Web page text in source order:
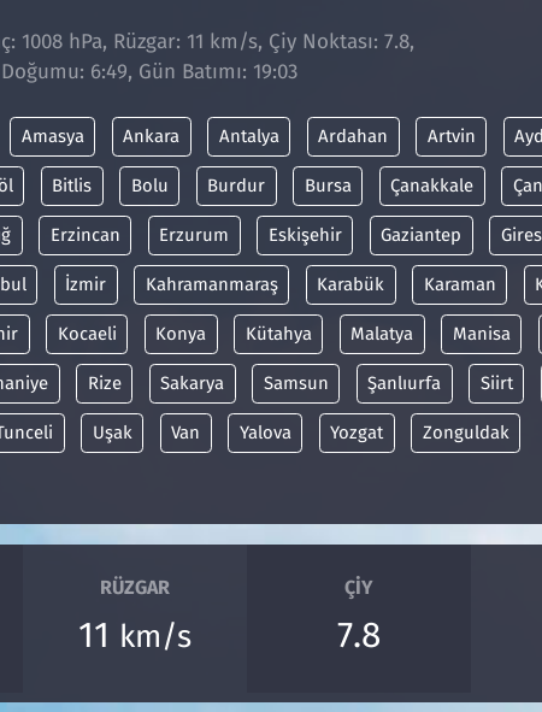
1008 hPa, Rüzgar: 11 km/s, Çiy Noktası: 7.8,
6:49, Gün Batımı: 19:03
Amasya Ankara Antalya Ardahan Artvin
Bitlis Bolu Burdur Bursa Çanakkale
Erzincan Erzurum Eskişehir Gaziantep
İzmir Kahramanmaraş Karabük Karaman
Kocaeli Konya Kütahya Malatya Manisa
Rize Sakarya Samsun Şanlıurfa Siirt
Uşak Van Yalova Yozgat Zonguldak
RÜZGAR
11 km/s
ÇIY
7.8